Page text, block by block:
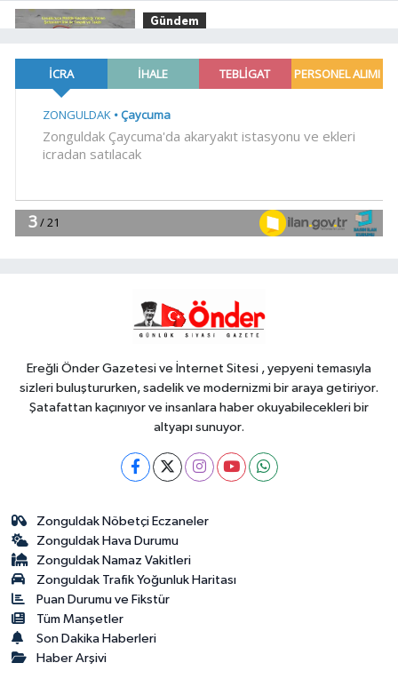
Gündem
operasyonda 253 kilo esrar ele
geçirildi
18:06İzmir Karabağlar Meclisi'nde
17:51
için kura çekimi gerçekleştirildi
Ereğli Önder Gazetesi ve İnternet Sitesi , yepyeni temasıyla
sizleri buluştururken, sadelik ve modernizmi bir araya getiriyor.
Şatafattan kaçınıyor ve insanlara haber okuyabilecekleri bir
altyapı sunuyor.
Zonguldak Nöbetçi Eczaneler
Zonguldak Hava Durumu
Zonguldak Namaz Vakitleri
Zonguldak Trafik Yoğunluk Haritası
Puan Durumu ve Fikstür
Tüm Manşetler
Son Dakika Haberleri
Haber Arşivi